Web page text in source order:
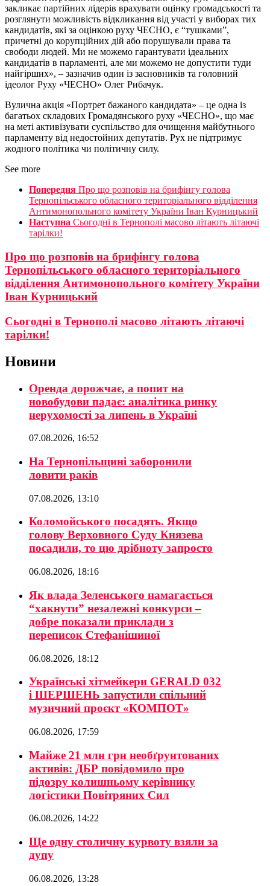
закликає партійних лідерів врахувати оцінку громадськості та
розглянути можливість відкликання від участі у виборах тих
кандидатів, які за оцінкою руху ЧЕСНО, є “тушками”,
причетні до корупційних дій або порушували права та
свободи людей. Ми не можемо гарантувати ідеальних
кандидатів в парламенті, але ми можемо не допустити туди
найгірших», – зазначив один із засновників та головний
ідеолог Руху «ЧЕСНО» Олег Рибачук.
Вулична акція «Портрет бажаного кандидата» – це одна із
багатьох складових Громадянського руху «ЧЕСНО», що має
на меті активізувати суспільство для очищення майбутнього
парламенту від недостойних депутатів. Рух не підтримує
жодного політика чи політичну силу.
See more
Попередня Про що розповів на брифінгу голова
Тернопільського обласного територіального відділення
Антимонопольного комітету України Іван Курницький
Наступна Сьогодні в Тернополі масово літають літаючі
тарілки!
Про що розповів на брифінгу голова
Тернопільського обласного територіального
відділення Антимонопольного комітету України
Іван Курницький
Сьогодні в Тернополі масово літають літаючі
тарілки!
Новини
Оренда дорожчає, а попит на
новобудови падає: аналітика ринку
нерухомості за липень в Україні
07.08.2026, 16:52
На Тернопільщині заборонили
ловити раків
07.08.2026, 13:10
Коломойського посадять. Якщо
голову Верховного Суду Князева
посадили, то цю дрібноту запросто
06.08.2026, 18:16
Як влада Зеленського намагається
“хакнути” незалежні конкурси –
добре показали приклади з
переписок Стефанішиної
06.08.2026, 18:12
Українські хітмейкери GERALD 032
і ШЕРШЕНЬ запустили спільний
музичний проєкт «КОМПОТ»
06.08.2026, 17:59
Майже 21 млн грн необґрунтованих
активів: ДБР повідомило про
підозру колишньому керівнику
логістики Повітряних Сил
06.08.2026, 14:22
Ще одну столичну курвоту взяли за
дупу
06.08.2026, 13:28